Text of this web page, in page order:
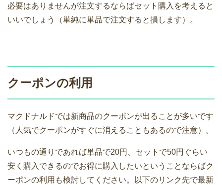
必要はありませんが注文するならばセット購入を考えると
いいでしょう（単純に単品で注文すると損します）。
クーポンの利用
マクドナルドでは新商品のクーポンが出ることが多いです
（人気でクーポンがすぐに消えることもあるので注意）。
いつもの通りであれば単品で20円、セットで50円ぐらい
安く購入できるのでお得に購入したいということならばク
ーポンの利用も検討してください。以下のリンク先で最新